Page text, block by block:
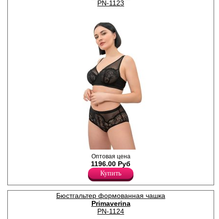
Эластан 15%PN-1123
Бюстгальтер женский с
мягкими кружевными
чашками на стане, на
каркасах. Бретели
регулируются по длине,
несъемные,
Полиамид 85%
Эластан 15%
Оптовая цена
1196.00 Руб
Купить
Бюстгальтер формованная чашка
Primaverina
PN-1124